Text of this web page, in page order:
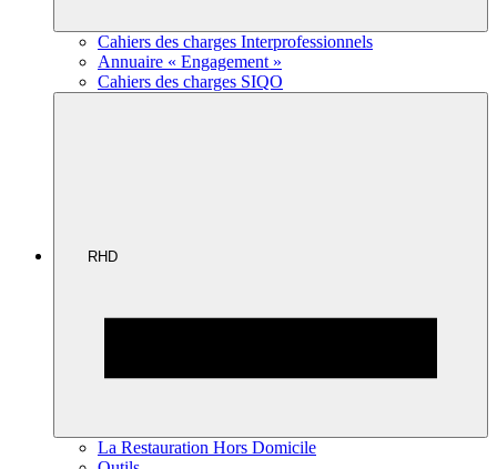
Cahiers des charges Interprofessionnels
Annuaire « Engagement »
Cahiers des charges SIQO
RHD
La Restauration Hors Domicile